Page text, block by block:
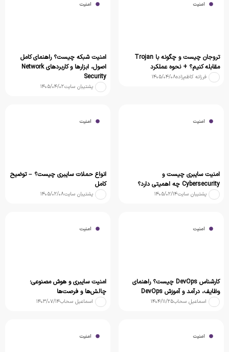
امنیت
تروجان چیست و چگونه با Trojan
مقابله کنیم؟ + نحوه عملکرد
فرزانه کاظم‌زاده۱۴۰۵/۰۴/۰۸
امنیت
امنیت شبکه چیست؟ راهنمای کامل
اصول، ابزارها و کاربردهای Network
Security
پشتیبان سایت۱۴۰۵/۰۴/۰۲
امنیت
امنیت سایبری چیست و
Cybersecurity چه اهمیتی دارد؟
پشتیبان سایت۱۴۰۵/۰۲/۱۴
امنیت
انواع حملات سایبری چیست؟ – توضیح
کامل
پشتیبان سایت۱۴۰۵/۰۲/۰۸
امنیت
کارشناس DevOps چیست؟ راهنمای
وظایف، درآمد و آموزش DevOps
اسماعیل سحاب۱۴۰۴/۱۱/۲۵
امنیت
امنیت سایبری و هوش مصنوعی؛
چالش‌ها و فرصت‌ها
اسماعیل سحاب۱۴۰۳/۰۷/۱۴
امنیت امنیت